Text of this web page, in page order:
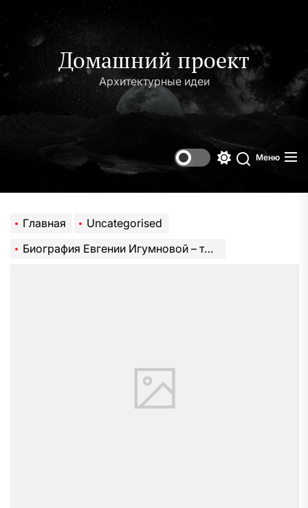
содержимому
Домашний проект
Архитектурные идеи
Поиск
Меню
Главная
Uncategorised
Биография Евгении Игумновой – талантливой актрисы, которая непростым искусствоведам открыла новые грани творчества